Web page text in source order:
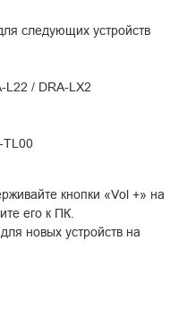
следующих устройств
L22 / DRA-LX2
TL00
кнопки «Vol +» на
его к ПК.
новых устройств на